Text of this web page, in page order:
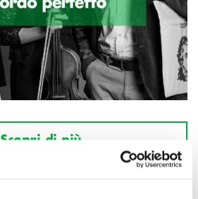
Scopri di più